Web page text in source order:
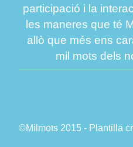
participació i la
les maneres que té
allò que més ens
mil mots dels
©Milmots 2015 - Plantilla